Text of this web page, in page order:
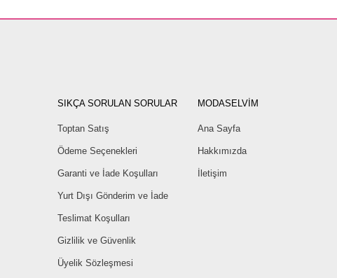
SIKÇA SORULAN SORULAR
Toptan Satış
Ödeme Seçenekleri
Garanti ve İade Koşulları
Yurt Dışı Gönderim ve İade
Teslimat Koşulları
Gizlilik ve Güvenlik
Üyelik Sözleşmesi
MODASELVİM
Ana Sayfa
Hakkımızda
İletişim